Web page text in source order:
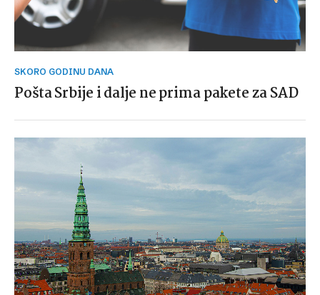
SKORO GODINU DANA
Pošta Srbije i dalje ne prima pakete za SAD